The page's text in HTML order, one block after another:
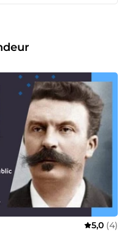
5,0 (4)